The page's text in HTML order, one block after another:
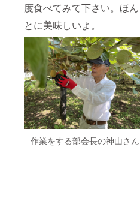
度食べてみて下さい。ほん
とに美味しいよ。
作業をする部会長の神山さん